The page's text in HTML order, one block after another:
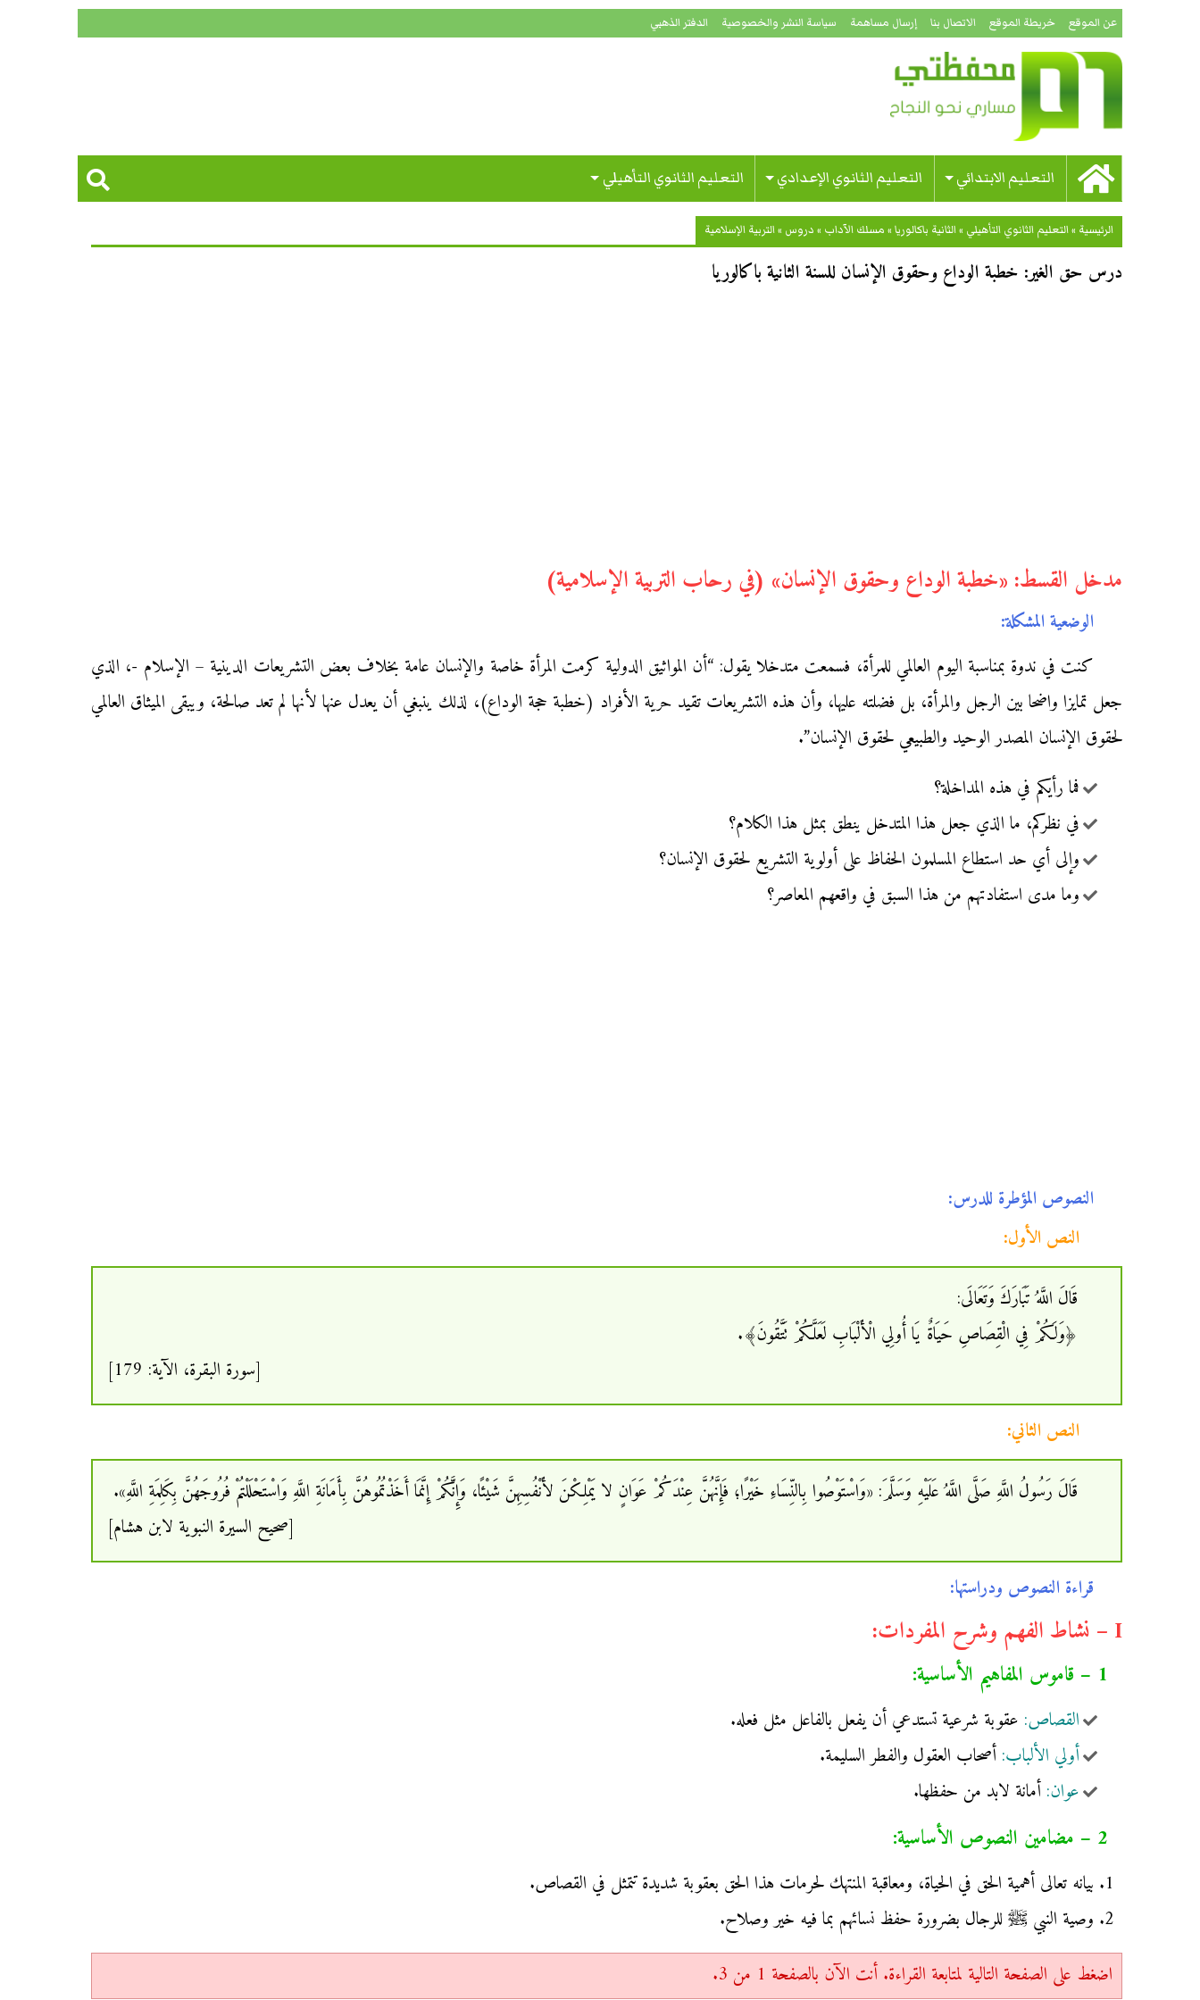
عن الموقع خريطة الموقع الاتصال بنا إرسال مساهمة سياسة النشر والخصوصية الدفتر الذهبي
التعليم الابتدائي التعليم الثانوي الإعدادي التعليم الثانوي التأهيلي
الرئيسية »التعليم الثانوي التأهيلي »الثانية باكالوريا» مسلك الآداب » دروس »التربية الإسلامية
درس حق الغير: خطبة الوداع وحقوق الإنسان للسنة الثانية باكالوريا
مدخل القسط: «خطبة الوداع وحقوق الإنسان» (في رحاب التربية الإسلامية)
الوضعية المشكلة:
كنت في ندوة بمناسبة اليوم العالمي للمرأة، فسمعت متدخلا يقول: “أن المواثيق الدولية كرمت المرأة خاصة والإنسان عامة بخلاف بعض التشريعات الدينية – الإسلام -، الذي
جعل تمايزا واضحا بين الرجل والمرأة، بل فضلته عليها، وأن هذه التشريعات تقيد حرية الأفراد (خطبة حجة الوداع)، لذلك ينبغي أن يعدل عنها لأنها لم تعد صالحة، ويبقى الميثاق العالمي
لحقوق الإنسان المصدر الوحيد والطبيعي لحقوق الإنسان”.
فما رأيكم في هذه المداخلة؟
في نظركم، ما الذي جعل هذا المتدخل ينطق بمثل هذا الكلام؟
وإلى أي حد استطاع المسلمون الحفاظ على أولوية التشريع لحقوق الإنسان؟
وما مدى استفادتهم من هذا السبق في واقعهم المعاصر؟
النصوص المؤطرة للدرس:
النص الأول:
قَالَ اللَّهُ تَبَارَكَ وَتَعَالَى:
﴿وَلَكُمْ فِي الْقِصَاصِ حَيَاةٌ يَا أُولِي الْأَلْبَابِ لَعَلَّكُمْ تَتَّقُونَ﴾.
[سورة البقرة، الآية: 179]
النص الثاني:
قَالَ رَسُولُ اللَّهِ صَلَّى اللَّهُ عَلَيْهِ وَسَلَّمَ: «وَاسْتَوْصُوا بِالنِّسَاءِ خَيْرًا؛ فَإِنَّهُنَّ عِنْدَكُمْ عَوَانٍ لا يَمْلِكْنَ لأَنْفُسِهِنَّ شَيْئًا، وَإِنَّكُمْ إِنَّمَا أَخَذْتُمُوهُنَّ بِأَمَانَةِ اللَّهِ وَاسْتَحْلَلْتُمْ فُرُوجَهُنَّ بِكَلِمَةِ اللَّهِ».
[صحيح السيرة النبوية لابن هشام]
قراءة النصوص ودراستها:
I – نشاط الفهم وشرح المفردات:
1 – قاموس المفاهيم الأساسية:
القصاص: عقوبة شرعية تستدعي أن يفعل بالفاعل مثل فعله.
أولي الألباب: أصحاب العقول والفطر السليمة.
عوان: أمانة لابد من حفظها.
2 – مضامين النصوص الأساسية:
بيانه تعالى أهمية الحق في الحياة، ومعاقبة المنتهك لحرمات هذا الحق بعقوبة شديدة تتمثل في القصاص.
وصية النبي ﷺ للرجال بضرورة حفظ نسائهم بما فيه خير وصلاح.
اضغط على الصفحة التالية لمتابعة القراءة. أنت الآن بالصفحة 1 من 3.